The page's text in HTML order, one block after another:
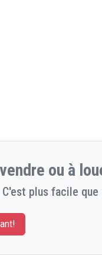
ou à
plus facile